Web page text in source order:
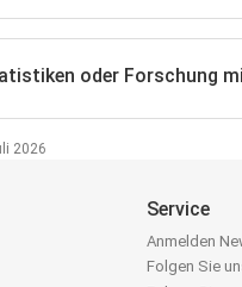
oder Forschung
2026
Service
Anmelden
Folgen Sie